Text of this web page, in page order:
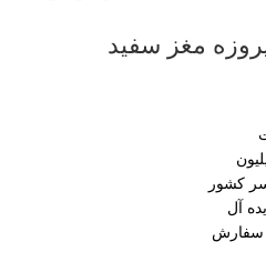
مغز سفید
کشور
آل
سفارش